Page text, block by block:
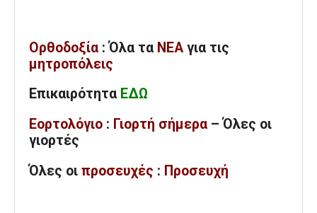
Ορθοδοξία : Όλα τα ΝΕΑ για τις
μητροπόλεις
Επικαιρότητα ΕΔΩ
Εορτολόγιο : Γιορτή σήμερα – Όλες οι
γιορτές
Όλες οι προσευχές : Προσευχή